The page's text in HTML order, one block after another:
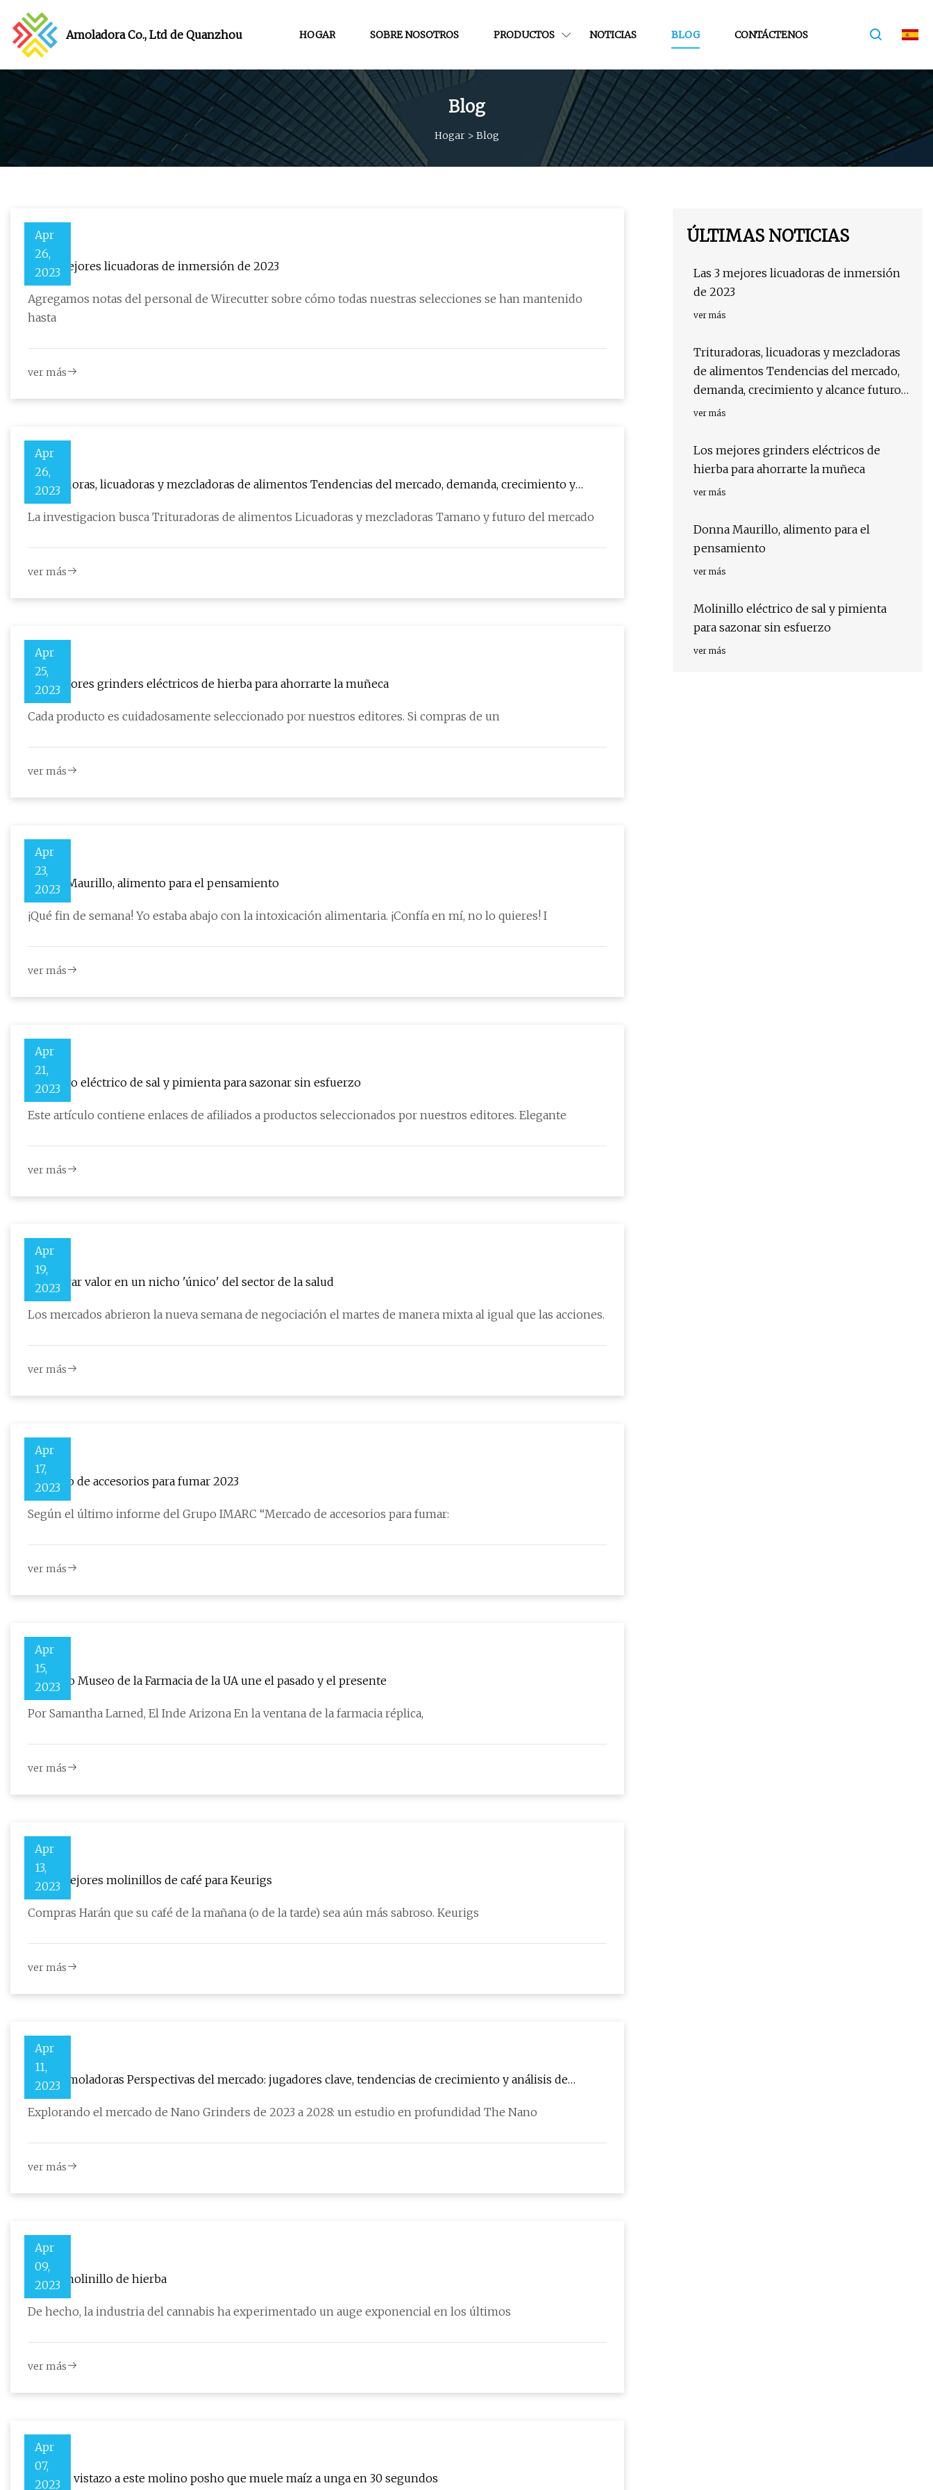
Amoladora Co., Ltd de Quanzhou HOGAR SOBRE NOSOTROS PRODUCTOS NOTICIAS BLOG CONTÁCTENOS
Blog
Hogar> Blog
Apr
26,
2023
Las 3 mejores licuadoras de inmersión de 2023
Agregamos notas del personal de Wirecutter sobre cómo todas nuestras selecciones se han mantenido
hasta
ver más
Apr
26,
2023
Trituradoras, licuadoras y mezcladoras de alimentos Tendencias del mercado, demanda, crecimiento y
alcance futuro 2023 a 2029
La investigacion busca Trituradoras de alimentos Licuadoras y mezcladoras Tamano y futuro del mercado
ver más
Apr
25,
2023
Los mejores grinders eléctricos de hierba para ahorrarte la muñeca
Cada producto es cuidadosamente seleccionado por nuestros editores. Si compras de un
ver más
Apr
23,
2023
Donna Maurillo, alimento para el pensamiento
¡Qué fin de semana! Yo estaba abajo con la intoxicación alimentaria. ¡Confía en mí, no lo quieres! I
ver más
Apr
21,
2023
Molinillo eléctrico de sal y pimienta para sazonar sin esfuerzo
Este artículo contiene enlaces de afiliados a productos seleccionados por nuestros editores. Elegante
ver más
Apr
19,
2023
Encontrar valor en un nicho 'único' del sector de la salud
Los mercados abrieron la nueva semana de negociación el martes de manera mixta al igual que las acciones.
ver más
Apr
17,
2023
Mercado de accesorios para fumar 2023
Según el último informe del Grupo IMARC “Mercado de accesorios para fumar:
ver más
Apr
15,
2023
El nuevo Museo de la Farmacia de la UA une el pasado y el presente
Por Samantha Larned, El Inde Arizona En la ventana de la farmacia réplica,
ver más
Apr
13,
2023
Los 5 mejores molinillos de café para Keurigs
Compras Harán que su café de la mañana (o de la tarde) sea aún más sabroso. Keurigs
ver más
Apr
11,
2023
Nano Amoladoras Perspectivas del mercado: jugadores clave, tendencias de crecimiento y análisis de
pronóstico
Explorando el mercado de Nano Grinders de 2023 a 2028: un estudio en profundidad The Nano
ver más
Apr
09,
2023
Mejor molinillo de hierba
De hecho, la industria del cannabis ha experimentado un auge exponencial en los últimos
ver más
Apr
07,
2023
Echa un vistazo a este molino posho que muele maíz a unga en 30 segundos
ÚLTIMAS NOTICIAS
Las 3 mejores licuadoras de inmersión
de 2023
ver más
Trituradoras, licuadoras y mezcladoras
de alimentos Tendencias del mercado,
demanda, crecimiento y alcance futuro
2023 a 2029
ver más
Los mejores grinders eléctricos de
hierba para ahorrarte la muñeca
ver más
Donna Maurillo, alimento para el
pensamiento
ver más
Molinillo eléctrico de sal y pimienta
para sazonar sin esfuerzo
ver más